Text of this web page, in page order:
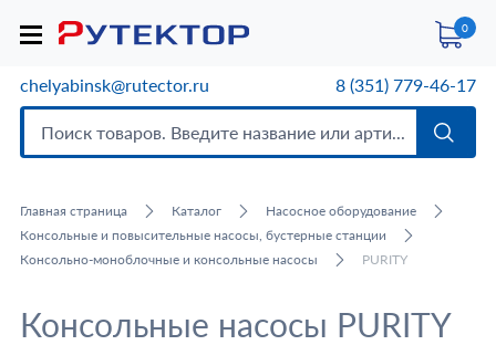
0
chelyabinsk@rutector.ru 8 (351) 779-46-17
Главная страница Каталог
Насосное оборудование
Консольные и повысительные насосы, бустерные станции
Консольно-моноблочные и консольные насосы
PURITY
Консольные насосы PURITY